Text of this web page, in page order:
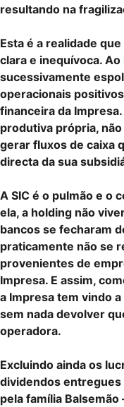
resultando na
Esta é a realidade
clara e inequívoca.
sucessivamente
operacionais
financeira da
produtiva própria,
gerar fluxos de caixa
directa da sua
A SIC é o pulmão e o
ela, a holding não
bancos se fecharam
praticamente não se
provenientes de
Impresa. E assim,
a Impresa tem vindo
sem nada devolver
operadora.
Excluindo ainda os
dividendos entregues
pela família